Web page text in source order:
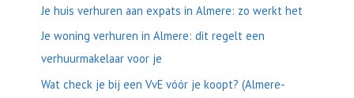
Je huis verhuren aan expats in Almere: zo werkt het
Je woning verhuren in Almere: dit regelt een
verhuurmakelaar voor je
Wat check je bij een VvE vóór je koopt? (Almere-